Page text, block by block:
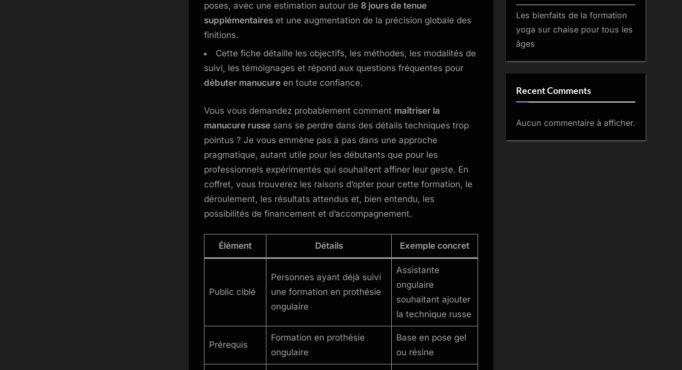
poses, avec une estimation autour de 8 jours de tenue
supplémentaires et une augmentation de la précision globale des
finitions.
Cette fiche détaille les objectifs, les méthodes, les modalités de
suivi, les témoignages et répond aux questions fréquentes pour
débuter manucure en toute confiance.
Vous vous demandez probablement comment maîtriser la
manucure russe sans se perdre dans des détails techniques trop
pointus ? Je vous emmène pas à pas dans une approche
pragmatique, autant utile pour les débutants que pour les
professionnels expérimentés qui souhaitent affiner leur geste. En
coffret, vous trouverez les raisons d’opter pour cette formation, le
déroulement, les résultats attendus et, bien entendu, les
possibilités de financement et d’accompagnement.
Élément Détails Exemple concret
Public ciblé
Personnes ayant déjà suivi
une formation en prothésie
ongulaire
Assistante
ongulaire
souhaitant ajouter
la technique russe
Prérequis
Formation en prothésie
ongulaire
Base en pose gel
ou résine
Les bienfaits de la formation
yoga sur chaise pour tous les
âges
Recent Comments
Aucun commentaire à afficher.